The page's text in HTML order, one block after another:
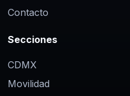
Contacto
Secciones
CDMX
Movilidad